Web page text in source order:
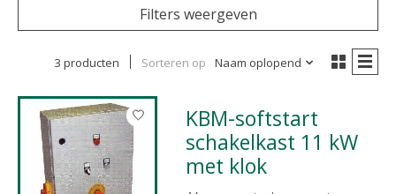
Filters weergeven
3 producten Sorteren op Naam oplopend
KBM-softstart
schakelkast 11 kW
met klok